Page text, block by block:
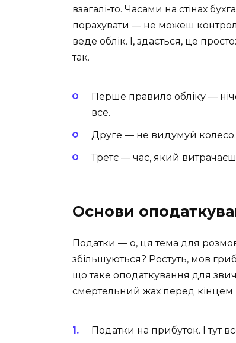
взагалі-то. Часами на стінах
порахувати — не можеш
веде облік. І, здається, це
так.
Перше правило обліку —
все.
Друге — не видумуй колесо.
Третє — час, який
Основи
Податки — о, ця тема для
збільшуються? Ростуть, мов
що таке оподаткування для
смертельний жах перед кінцем
Податки на прибуток. І тут